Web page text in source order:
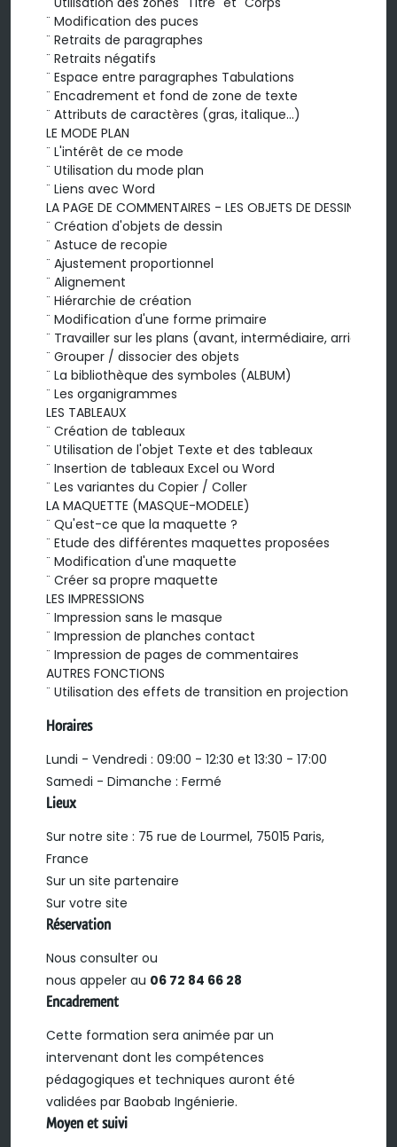
¨ Modification des puces
¨ Retraits de paragraphes
¨ Retraits négatifs
¨ Espace entre paragraphes Tabulations
¨ Encadrement et fond de zone de texte
¨ Attributs de caractères (gras, italique...)
LE MODE PLAN
¨ L'intérêt de ce mode
¨ Utilisation du mode plan
¨ Liens avec Word
LA PAGE DE COMMENTAIRES - LES OBJETS DE DESSIN
¨ Création d'objets de dessin
¨ Astuce de recopie
¨ Ajustement proportionnel
¨ Alignement
¨ Hiérarchie de création
¨ Modification d'une forme primaire
¨ Travailler sur les plans (avant, intermédiaire, arrière)
¨ Grouper / dissocier des objets
¨ La bibliothèque des symboles (ALBUM)
¨ Les organigrammes
LES TABLEAUX
¨ Création de tableaux
¨ Utilisation de l'objet Texte et des tableaux
¨ Insertion de tableaux Excel ou Word
¨ Les variantes du Copier / Coller
LA MAQUETTE (MASQUE-MODELE)
¨ Qu'est-ce que la maquette ?
¨ Etude des différentes maquettes proposées
¨ Modification d'une maquette
¨ Créer sa propre maquette
LES IMPRESSIONS
¨ Impression sans le masque
¨ Impression de planches contact
¨ Impression de pages de commentaires
AUTRES FONCTIONS
¨ Utilisation des effets de transition en projection
Horaires
Lundi - Vendredi : 09:00 - 12:30 et 13:30 - 17:00
Samedi - Dimanche : Fermé
Lieux
Sur notre site : 75 rue de Lourmel, 75015 Paris,
France
Sur un site partenaire
Sur votre site
Réservation
Nous consulter ou
nous appeler au 06 72 84 66 28
Encadrement
Cette formation sera animée par un
intervenant dont les compétences
pédagogiques et techniques auront été
validées par Baobab Ingénierie.
Moyen et suivi